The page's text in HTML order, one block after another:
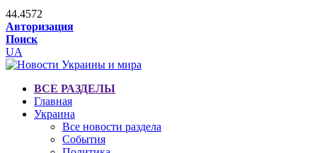
44.4572
Авторизация
Поиск
UA
ВСЕ РАЗДЕЛЫ
Главная
Украина
Все новости раздела
События